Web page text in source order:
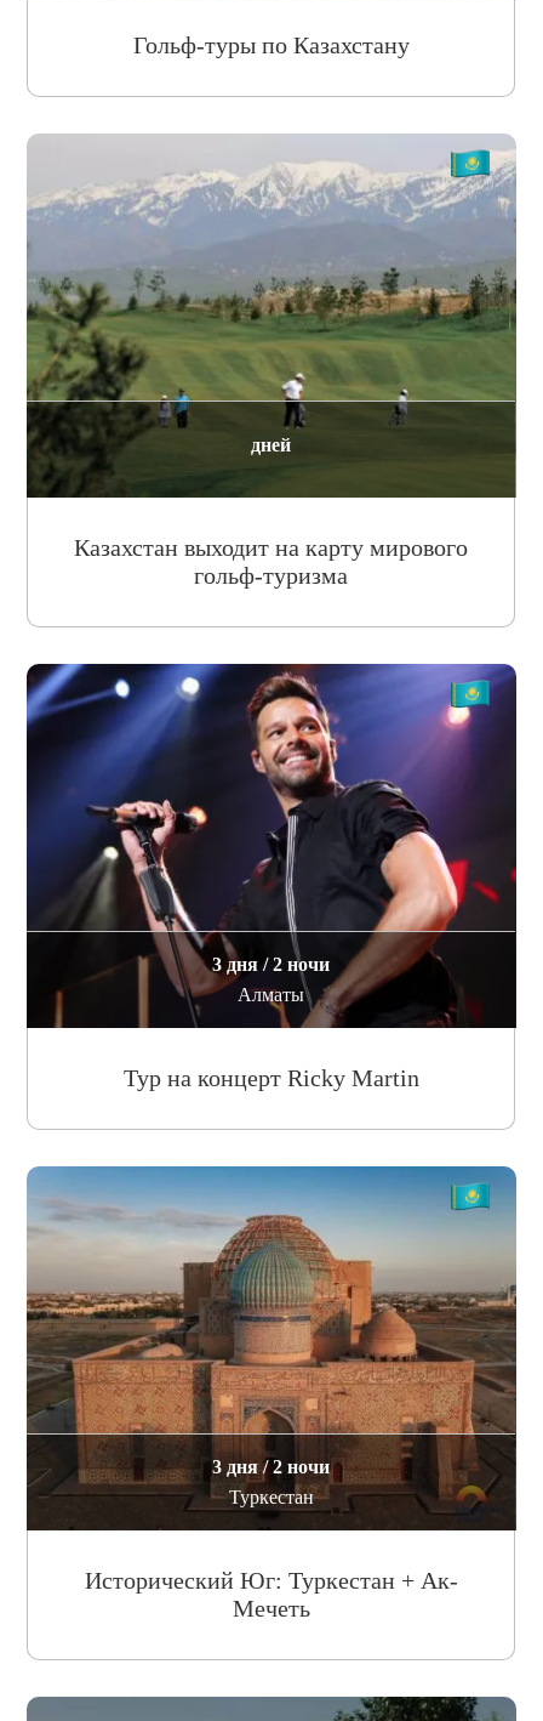
Гольф-туры по Казахстану
дней
Казахстан выходит на карту мирового
гольф-туризма
3 дня / 2 ночи
Алматы
Тур на концерт Ricky Martin
3 дня / 2 ночи
Туркестан
Исторический Юг: Туркестан + Ак-
Мечеть